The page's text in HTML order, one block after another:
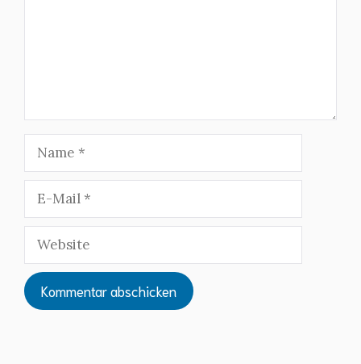
Mail
Website